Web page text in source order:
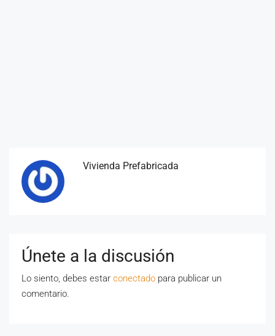
Vivienda Prefabricada
Únete a la discusión
Lo siento, debes estar conectado para publicar un
comentario.